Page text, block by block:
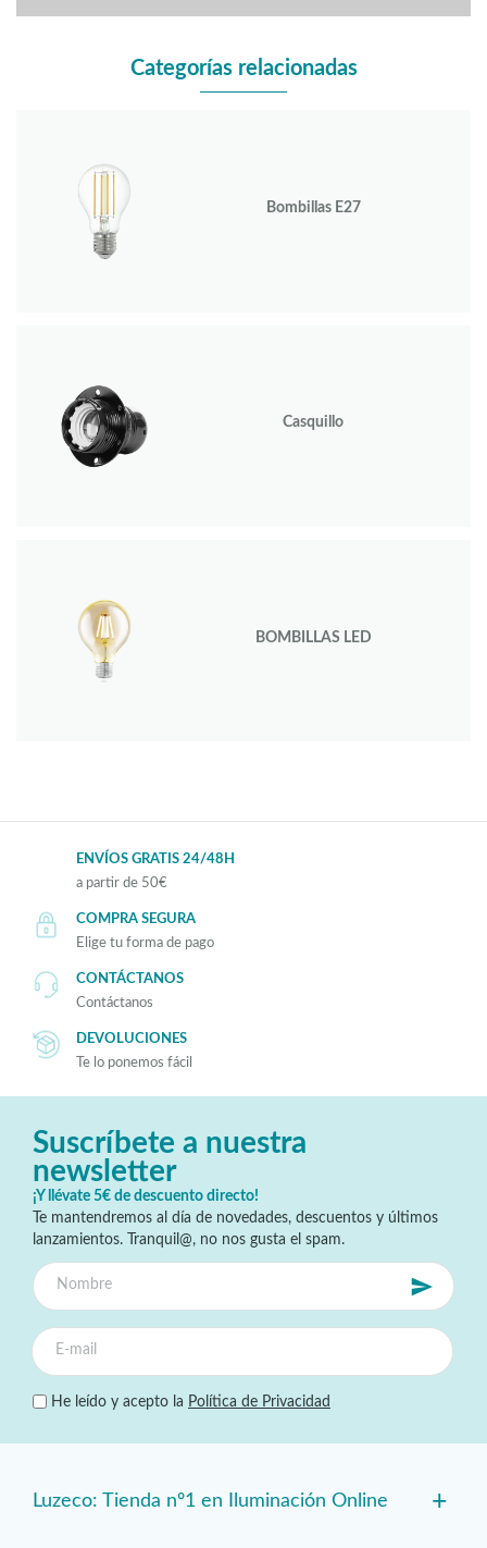
Categorías relacionadas
Bombillas E27
Casquillo
BOMBILLAS LED
ENVÍOS GRATIS 24/48H
a partir de 50€
COMPRA SEGURA
Elige tu forma de pago
CONTÁCTANOS
Contáctanos
DEVOLUCIONES
Te lo ponemos fácil
Suscríbete a nuestra
newsletter
¡Y llévate 5€ de descuento directo!
Te mantendremos al día de novedades, descuentos y últimos
lanzamientos. Tranquil@, no nos gusta el spam.
He leído y acepto la Política de Privacidad
Luzeco: Tienda nº1 en Iluminación Online +